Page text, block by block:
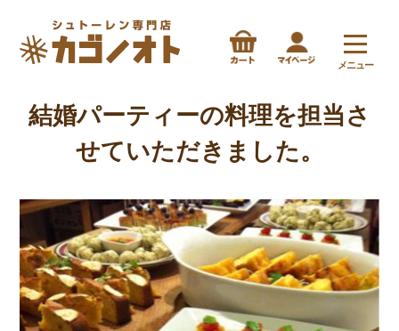
メニュー
結婚パーティーの料理を担当さ
せていただきました。